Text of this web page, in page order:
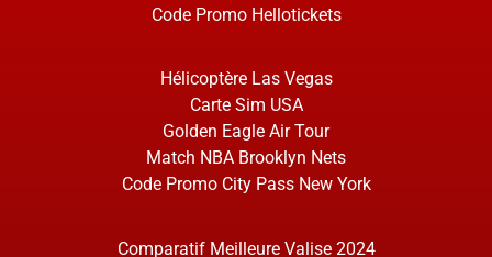
Code Promo Hellotickets
Hélicoptère Las Vegas
Carte Sim USA
Golden Eagle Air Tour
Match NBA Brooklyn Nets
Code Promo City Pass New York
Comparatif Meilleure Valise 2024